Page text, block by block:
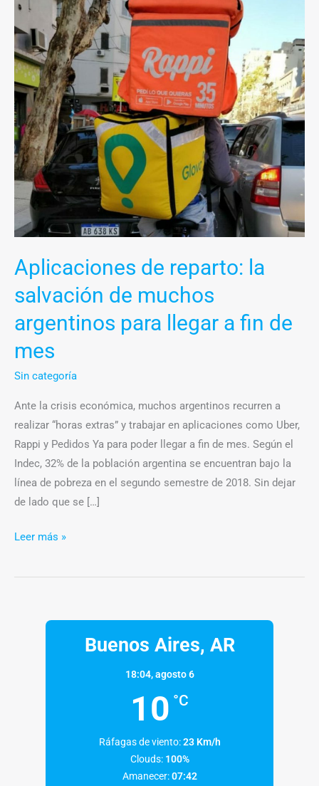
Aplicaciones de reparto: la
salvación de muchos
argentinos para llegar a fin de
mes
Sin categoría
Ante la crisis económica, muchos argentinos recurren a
realizar “horas extras” y trabajar en aplicaciones como Uber,
Rappi y Pedidos Ya para poder llegar a fin de mes. Según el
Indec, 32% de la población argentina se encuentran bajo la
línea de pobreza en el segundo semestre de 2018. Sin dejar
de lado que se […]
de
reparto:
la
salvación
de
muchos
argentinos
para
llegar
a
fin
de
Leer más »
Buenos Aires, AR
18:04,agosto 6
10 °C
Ráfagas de viento: 23 Km/h
Clouds: 100%
Amanecer: 07:42